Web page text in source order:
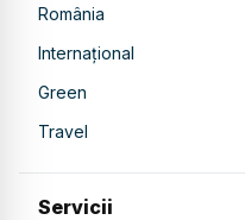
România
Internațional
Green
Travel
Servicii